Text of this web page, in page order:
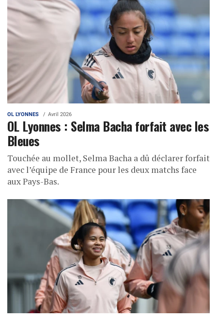
OL LYONNES Avril 2026
OL Lyonnes : Selma Bacha forfait avec les
Bleues
Touchée au mollet, Selma Bacha a dû déclarer forfait
avec l’équipe de France pour les deux matchs face
aux Pays-Bas.